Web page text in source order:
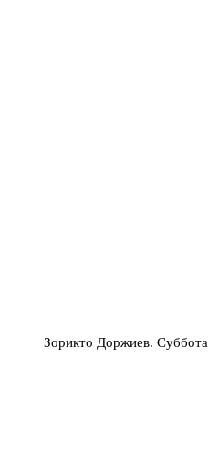
Зорикто Доржиев. Суббота